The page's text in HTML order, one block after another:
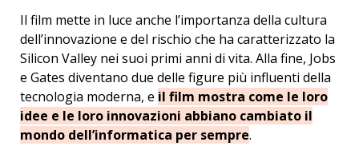
Il film mette in luce anche l’importanza della cultura
dell’innovazione e del rischio che ha caratterizzato la
Silicon Valley nei suoi primi anni di vita. Alla fine, Jobs
e Gates diventano due delle figure più influenti della
tecnologia moderna, e il film mostra come le loro
idee e le loro innovazioni abbiano cambiato il
mondo dell’informatica per sempre.